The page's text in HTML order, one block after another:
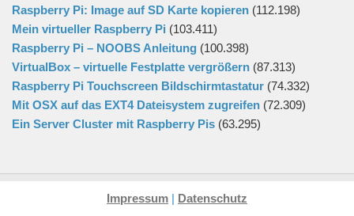
Raspberry Pi: Image auf SD Karte kopieren (112.198)
Mein virtueller Raspberry Pi (103.411)
Raspberry Pi – NOOBS Anleitung (100.398)
VirtualBox – virtuelle Festplatte vergrößern (87.313)
Raspberry Pi Touchscreen Bildschirmtastatur (74.332)
Mit OSX auf das EXT4 Dateisystem zugreifen (72.309)
Ein Server Cluster mit Raspberry Pis (63.295)
Impressum | Datenschutz